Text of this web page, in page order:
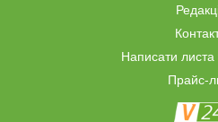
Українцям можуть
кондиціонери: у чому
Власникам гаражів
доведеться платити у
Написати листа
Прайс-